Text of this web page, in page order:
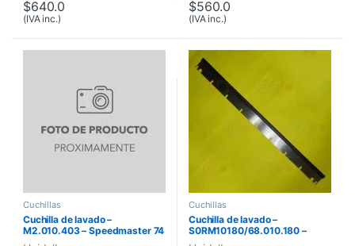
$640.0
(IVA inc.)
$560.0
(IVA inc.)
Cuchillas
Cuchilla de lavado –
M2.010.403 – Speedmaster 74
Cuchillas
Cuchilla de lavado –
S0RM10180/68.010.180 –
Speedmaster 72